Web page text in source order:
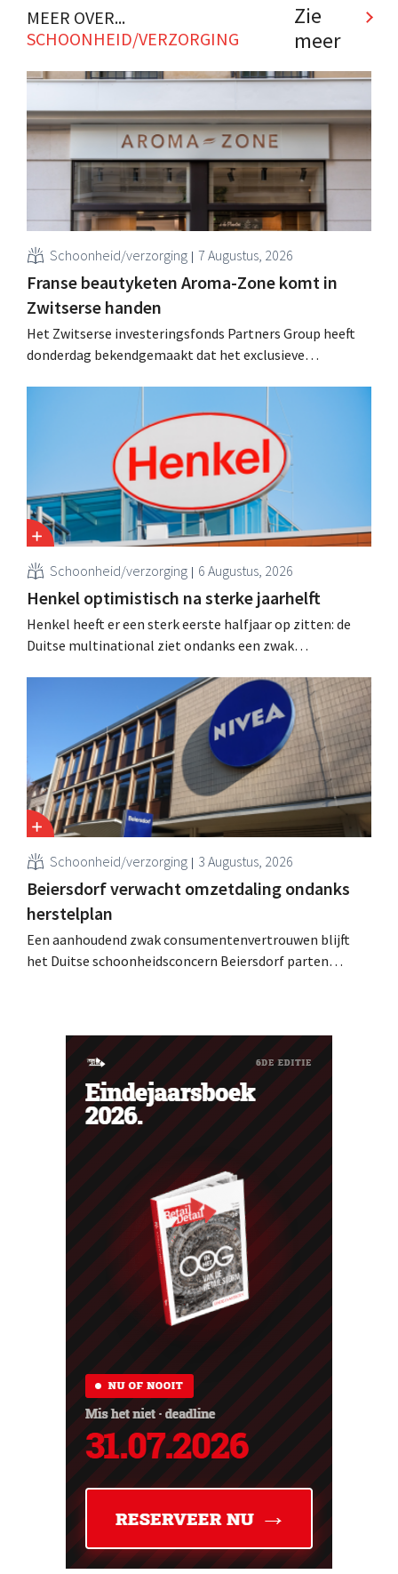
MEER OVER...
SCHOONHEID/VERZORGING
Zie
meer
Schoonheid/verzorging 7 Augustus, 2026
Franse beautyketen Aroma-Zone komt in
Zwitserse handen
Het Zwitserse investeringsfonds Partners Group heeft
donderdag bekendgemaakt dat het exclusieve
over te nemen van de holding Eurazeo.
Schoonheid/verzorging 6 Augustus, 2026
Henkel optimistisch na sterke jaarhelft
Henkel heeft er een sterk eerste halfjaar op zitten: de
Duitse multinational ziet ondanks een zwak
haarverzorging en wasmiddelen en voert de
overnameactiviteiten op.
Schoonheid/verzorging 3 Augustus, 2026
Beiersdorf verwacht omzetdaling ondanks
herstelplan
Een aanhoudend zwak consumentenvertrouwen blijft
het Duitse schoonheidsconcern Beiersdorf parten